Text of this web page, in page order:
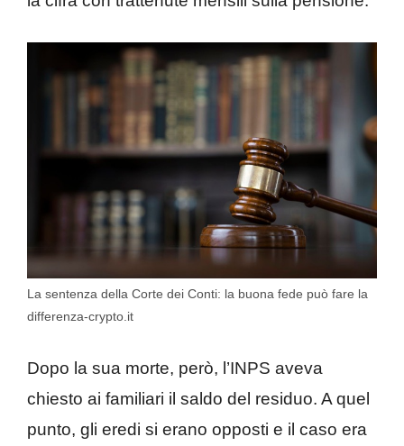
La sentenza della Corte dei Conti: la buona fede può fare la
differenza-crypto.it
Dopo la sua morte, però, l’INPS aveva
chiesto ai familiari il saldo del residuo. A quel
punto, gli eredi si erano opposti e il caso era